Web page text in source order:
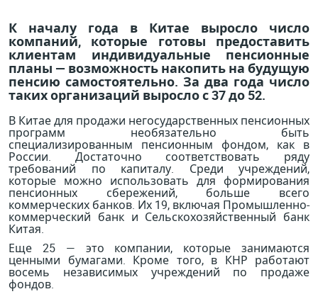
К началу года в Китае выросло число
компаний, которые готовы предоставить
клиентам индивидуальные пенсионные
планы — возможность накопить на будущую
пенсию самостоятельно. За два года число
таких организаций выросло с 37 до 52.
В Китае для продажи негосударственных пенсионных
программ необязательно быть
специализированным пенсионным фондом, как в
России. Достаточно соответствовать ряду
требований по капиталу. Среди учреждений,
которые можно использовать для формирования
пенсионных сбережений, больше всего
коммерческих банков. Их 19, включая Промышленно-
коммерческий банк и Сельскохозяйственный банк
Китая.
Еще 25 — это компании, которые занимаются
ценными бумагами. Кроме того, в КНР работают
восемь независимых учреждений по продаже
фондов.